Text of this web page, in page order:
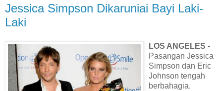
Jessica Simpson Dikaruniai Bayi Laki-
Laki
LOS ANGELES -
Pasangan Jessica
Simpson dan Eric
Johnson tengah
berbahagia.